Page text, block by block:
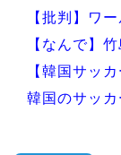
【批判】ワ
【なんで】
【韓国サッ
韓国のサッ